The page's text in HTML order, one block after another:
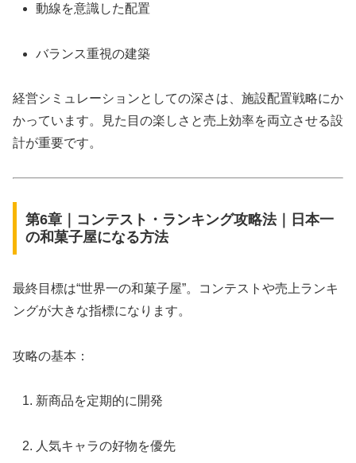
動線を意識した配置
バランス重視の建築
経営シミュレーションとしての深さは、施設配置戦略にか
かっています。見た目の楽しさと売上効率を両立させる設
計が重要です。
第6章｜コンテスト・ランキング攻略法｜日本一
の和菓子屋になる方法
最終目標は“世界一の和菓子屋”。コンテストや売上ランキ
ングが大きな指標になります。
攻略の基本：
新商品を定期的に開発
人気キャラの好物を優先